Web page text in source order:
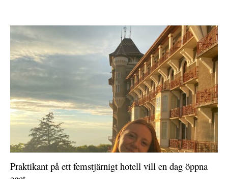
Praktikant på ett femstjärnigt hotell vill en dag öppna